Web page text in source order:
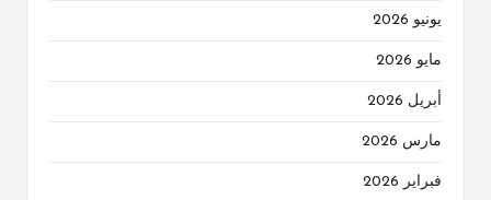
يونيو 2026
مايو 2026
أبريل 2026
مارس 2026
فبراير 2026